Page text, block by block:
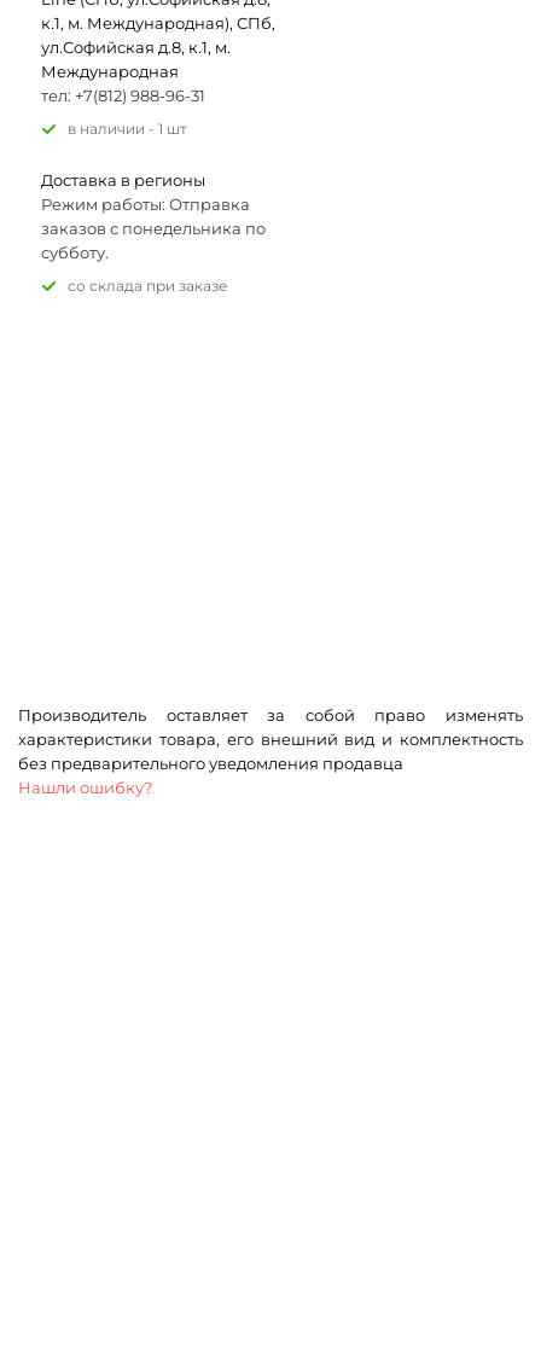
к.1, м. Международная), СПб,
ул.Софийская д.8, к.1, м.
Международная
тел: +7(812) 988-96-31
В наличии - 1 шт
Доставка в регионы
Режим работы: Отправка
заказов с понедельника по
субботу.
Со склада при заказе
Производитель оставляет за собой право изменять
характеристики товара, его внешний вид и комплектность
без предварительного уведомления продавца
Нашли ошибку?